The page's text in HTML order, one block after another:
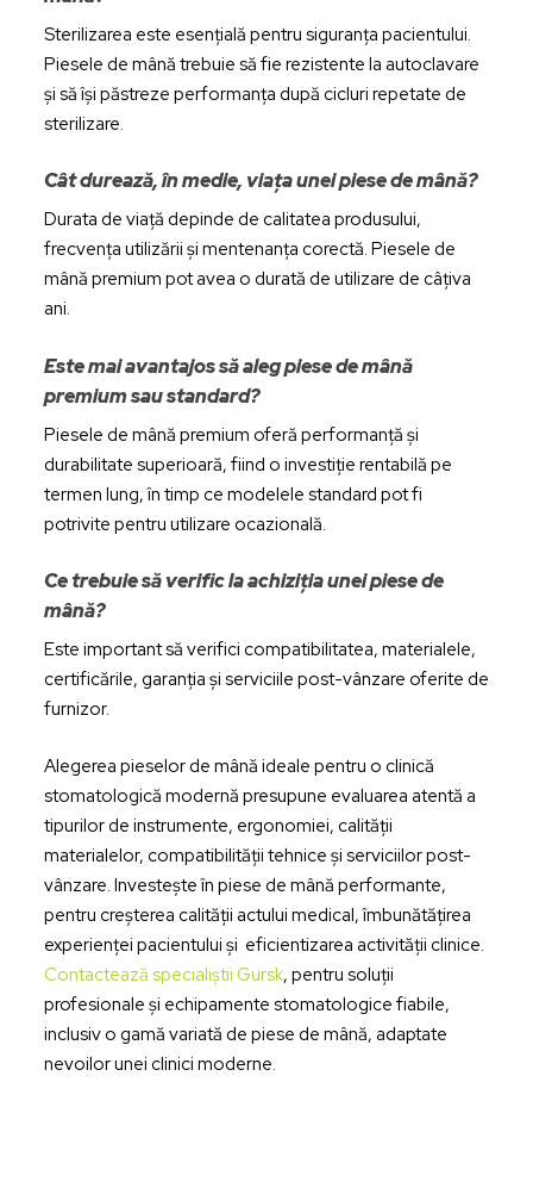
Sterilizarea este esențială pentru siguranța pacientului.
Piesele de mână trebuie să fie rezistente la autoclavare
și să își păstreze performanța după cicluri repetate de
sterilizare.
Cât durează, în medie, viața unei piese de mână?
Durata de viață depinde de calitatea produsului,
frecvența utilizării și mentenanța corectă. Piesele de
mână premium pot avea o durată de utilizare de câțiva
ani.
Este mai avantajos să aleg piese de mână
premium sau standard?
Piesele de mână premium oferă performanță și
durabilitate superioară, fiind o investiție rentabilă pe
termen lung, în timp ce modelele standard pot fi
potrivite pentru utilizare ocazională.
Ce trebuie să verific la achiziția unei piese de
mână?
Este important să verifici compatibilitatea, materialele,
certificările, garanția și serviciile post-vânzare oferite de
furnizor.
Alegerea pieselor de mână ideale pentru o clinică
stomatologică modernă presupune evaluarea atentă a
tipurilor de instrumente, ergonomiei, calității
materialelor, compatibilității tehnice și serviciilor post-
vânzare. Investește în piese de mână performante,
pentru creșterea calității actului medical, îmbunătățirea
experienței pacientului și eficientizarea activității clinice.
Contactează specialiștii Gursk, pentru soluții
profesionale și echipamente stomatologice fiabile,
inclusiv o gamă variată de piese de mână, adaptate
nevoilor unei clinici moderne.